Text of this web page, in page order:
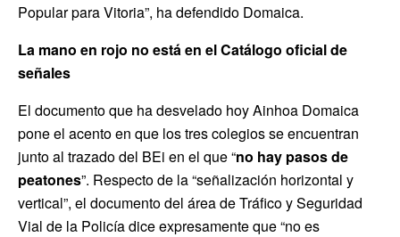
Popular para Vitoria”, ha defendido Domaica.
La mano en rojo no está en el Catálogo oficial de
señales
El documento que ha desvelado hoy Ainhoa Domaica
pone el acento en que los tres colegios se encuentran
junto al trazado del BEi en el que “no hay pasos de
peatones”. Respecto de la “señalización horizontal y
vertical”, el documento del área de Tráfico y Seguridad
Vial de la Policía dice expresamente que “no es